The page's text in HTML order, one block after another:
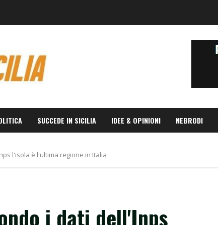
SUCCEDE IN SICILIA IDEE & OPINIONI NEBRODI
l'isola è l'ultima regione in Italia
i dati dell'Inps